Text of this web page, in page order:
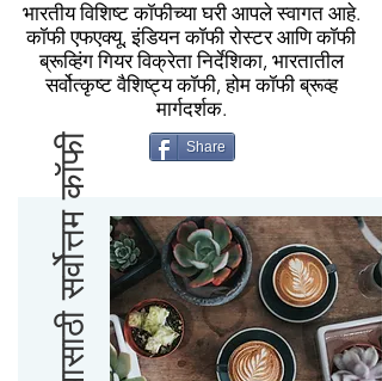
भारतीय विशिष्ट कॉफीच्या घरी आपले स्वागत आहे.
कॉफी एफएक्यू, इंडियन कॉफी रोस्टर आणि कॉफी
ब्रूव्हिंग गियर विक्रेता निर्देशिका, भारतातील
सर्वोत्कृष्ट वैशिष्ट्य कॉफी, होम कॉफी ब्रूव्ह
मार्गदर्शक.
Share